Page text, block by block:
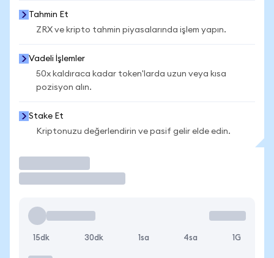
Tahmin Et
ZRX ve kripto tahmin piyasalarında işlem yapın.
Vadeli İşlemler
50x kaldıraca kadar token'larda uzun veya kısa
pozisyon alın.
Stake Et
Kriptonuzu değerlendirin ve pasif gelir elde edin.
15dk 30dk 1sa 4sa 1G